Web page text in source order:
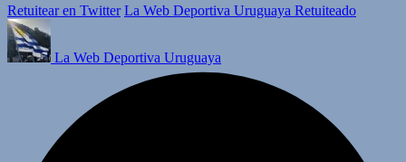
Retuitear en Twitter La Web Deportiva Uruguaya Retuiteado
La Web Deportiva Uruguaya